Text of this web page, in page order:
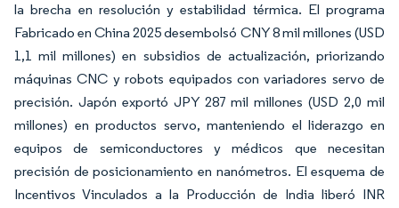
la brecha en resolución y estabilidad térmica. El programa
Fabricado en China 2025 desembolsó CNY 8 mil millones (USD
1,1 mil millones) en subsidios de actualización, priorizando
máquinas CNC y robots equipados con variadores servo de
precisión. Japón exportó JPY 287 mil millones (USD 2,0 mil
millones) en productos servo, manteniendo el liderazgo en
equipos de semiconductores y médicos que necesitan
precisión de posicionamiento en nanómetros. El esquema de
Incentivos Vinculados a la Producción de India liberó INR